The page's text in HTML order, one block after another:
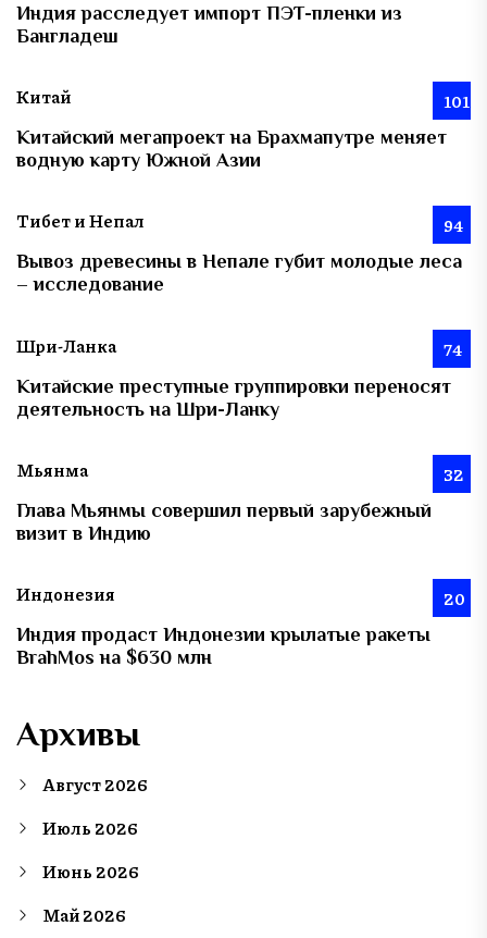
Индия расследует импорт ПЭТ-пленки из
Бангладеш
Китай 101
Китайский мегапроект на Брахмапутре меняет
водную карту Южной Азии
Тибет и Непал 94
Вывоз древесины в Непале губит молодые леса
– исследование
Шри-Ланка 74
Китайские преступные группировки переносят
деятельность на Шри-Ланку
Мьянма 32
Глава Мьянмы совершил первый зарубежный
визит в Индию
Индонезия 20
Индия продаст Индонезии крылатые ракеты
BrahMos на $630 млн
Архивы
Август 2026
Июль 2026
Июнь 2026
Май 2026